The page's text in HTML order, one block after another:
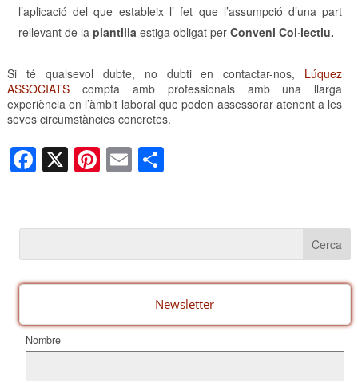
l’aplicació del que estableix l’ fet que l’assumpció d’una part
rellevant de la plantillaestiga obligat per Conveni Col·lectiu.
Si té qualsevol dubte, no dubti en contactar-nos, Lúquez
ASSOCIATScompta amb professionals amb una llarga
experiència en l’àmbit laboral que poden assessorar atenent a les
seves circumstàncies concretes.
F
a
e
b
o
k
X Pi
nt
e
st
E
m
C
p
ar
te
ix
Newsletter
Nombre